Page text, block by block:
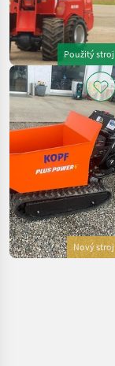
Použitý stroj
Nový stroj